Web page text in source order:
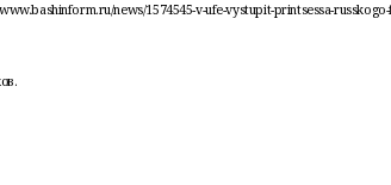
news/1574545-v-ufe-vystupit-printsessa-